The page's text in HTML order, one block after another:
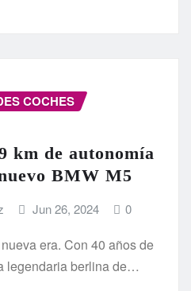
COCHES
km de autonomía
BMW M5
Jun 26, 2024 0
era. Con 40 años de
legendaria berlina de…